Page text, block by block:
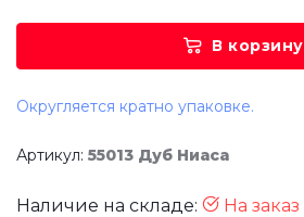
В корзину
Округляется кратно упаковке.
Артикул: 55013 Дуб Ниаса
Наличие на складе: На заказ